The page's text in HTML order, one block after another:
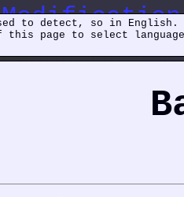
to detect, so in English.
page to select